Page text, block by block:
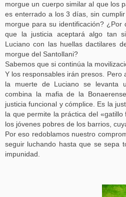
morgue un cuerpo similar al que los
es enterrado a los 3 días, sin
morgue para su identificación?
que la justicia aceptará algo tan
Luciano con las huellas dactilares
morgue del Santollani?
Sabemos que si continúa la
Y los responsables irán presos.
la muerte de Luciano se levanta
combina la mafia de la
justicia funcional y cómplice. Es la
la que permite la práctica del
los jóvenes pobres de los barrios,
Por eso redoblamos nuestro
seguir luchando hasta que se sepa
impunidad.